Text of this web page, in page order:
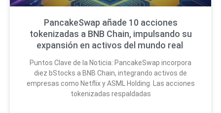
PancakeSwap añade 10 acciones
tokenizadas a BNB Chain, impulsando su
expansión en activos del mundo real
Puntos Clave de la Noticia: PancakeSwap incorpora
diez bStocks a BNB Chain, integrando activos de
empresas como Netflix y ASML Holding. Las acciones
tokenizadas respaldadas